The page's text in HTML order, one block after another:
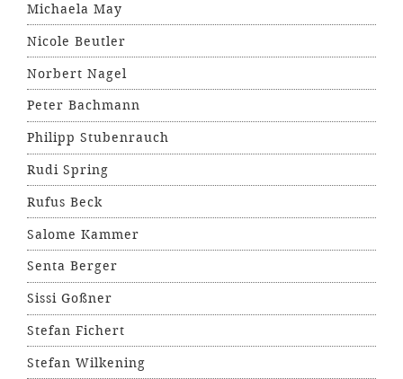
Michaela May
Nicole Beutler
Norbert Nagel
Peter Bachmann
Philipp Stubenrauch
Rudi Spring
Rufus Beck
Salome Kammer
Senta Berger
Sissi Goßner
Stefan Fichert
Stefan Wilkening